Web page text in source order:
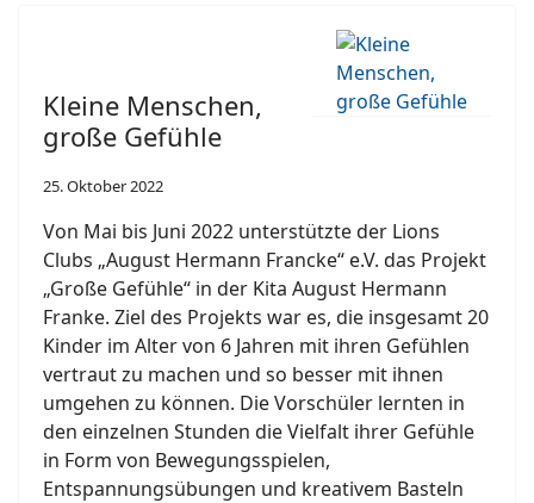
Kleine Menschen,
große Gefühle
25. Oktober 2022
Von Mai bis Juni 2022 unterstützte der Lions
Clubs „August Hermann Francke“ e.V. das Projekt
„Große Gefühle“ in der Kita August Hermann
Franke. Ziel des Projekts war es, die insgesamt 20
Kinder im Alter von 6 Jahren mit ihren Gefühlen
vertraut zu machen und so besser mit ihnen
umgehen zu können. Die Vorschüler lernten in
den einzelnen Stunden die Vielfalt ihrer Gefühle
in Form von Bewegungsspielen,
Entspannungsübungen und kreativem Basteln